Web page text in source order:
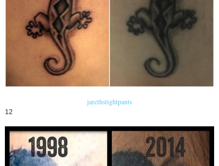
jarethstightpants
12